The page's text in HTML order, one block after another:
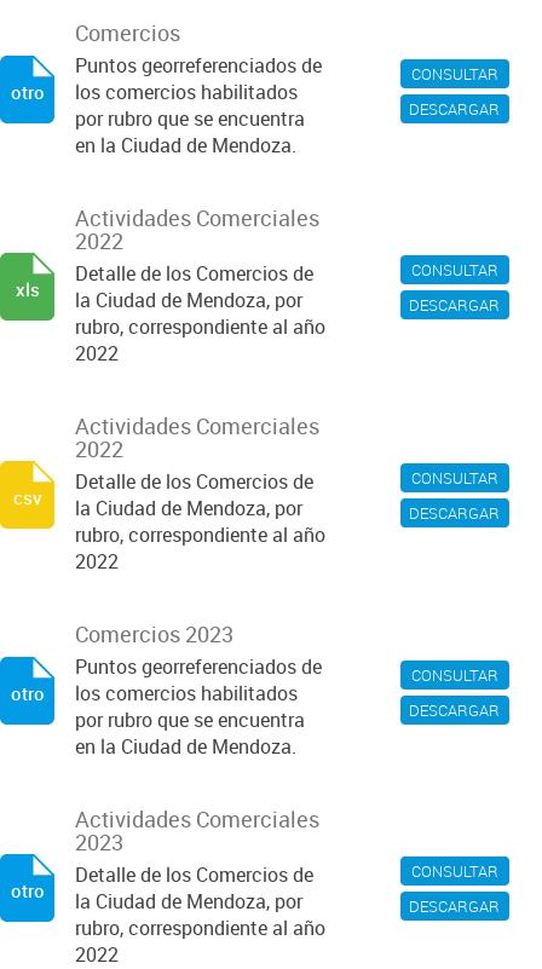
CONSULTAR
DESCARGAR
Comercios
Puntos georreferenciados de
los comercios habilitados
por rubro que se encuentra
en la Ciudad de Mendoza.
otro
CONSULTAR
DESCARGAR
Actividades Comerciales
2022
Detalle de los Comercios de
la Ciudad de Mendoza, por
rubro, correspondiente al año
2022
xls
CONSULTAR
DESCARGAR
Actividades Comerciales
2022
Detalle de los Comercios de
la Ciudad de Mendoza, por
rubro, correspondiente al año
2022
csv
CONSULTAR
DESCARGAR
Comercios 2023
Puntos georreferenciados de
los comercios habilitados
por rubro que se encuentra
en la Ciudad de Mendoza.
otro
CONSULTAR
DESCARGAR
Actividades Comerciales
2023
Detalle de los Comercios de
la Ciudad de Mendoza, por
rubro, correspondiente al año
2022
otro